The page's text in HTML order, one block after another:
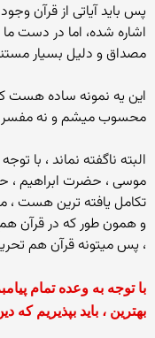
پس باید آیاتی از قرآن
اشاره شده، اما در دست
مصداق و دليل بسيار
این یه نمونه ساده
محسوب میشم و نه مفسر
البته ناگفته نماند ، با
موسی ، حضرت ابراهیم ،
تکامل یافته ترین هست ،
و همون طور که در قرآن
، پس میتونه قرآن هم
با توجه به وعده تمام
بهترین ، باید بپذیریم که